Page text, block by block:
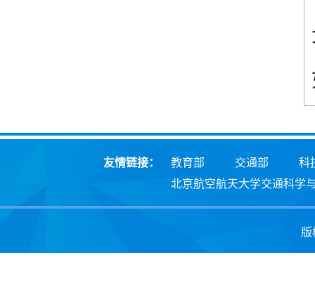
友情链接： 教育部 交通部
科
北京航空航天大学交通科学
版